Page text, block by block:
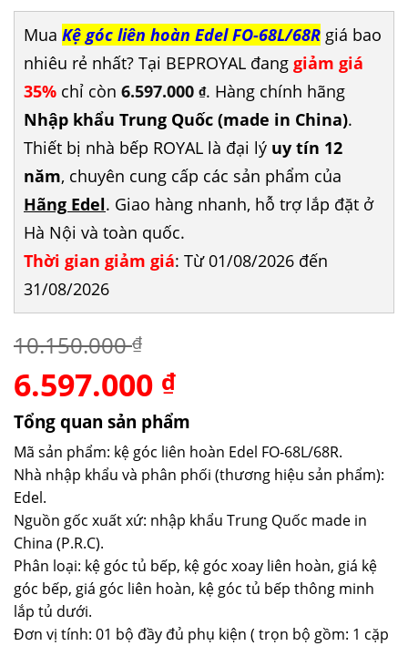
Mua Kệ góc liên hoàn Edel FO-68L/68R giá bao
nhiêu rẻ nhất? Tại BEPROYAL đang giảm giá
35% chỉ còn 6.597.000 ₫. Hàng chính hãng
Nhập khẩu Trung Quốc (made in China).
Thiết bị nhà bếp ROYAL là đại lý uy tín 12
năm, chuyên cung cấp các sản phẩm của
Hãng Edel. Giao hàng nhanh, hỗ trợ lắp đặt ở
Hà Nội và toàn quốc.
Thời gian giảm giá: Từ 01/08/2026 đến
31/08/2026
10.150.000₫
Giá
gốc
là:
10.150.000 ₫.
6.597.000 ₫Giá
tại
là:
6.597.000 ₫.
Tổng quan sản phẩm
Mã sản phẩm: kệ góc liên hoàn Edel FO-68L/68R.
Nhà nhập khẩu và phân phối (thương hiệu sản phẩm):
Edel.
Nguồn gốc xuất xứ: nhập khẩu Trung Quốc made in
China (P.R.C).
Phân loại: kệ góc tủ bếp, kệ góc xoay liên hoàn, giá kệ
góc bếp, giá góc liên hoàn, kệ góc tủ bếp thông minh
lắp tủ dưới.
Đơn vị tính: 01 bộ đầy đủ phụ kiện ( trọn bộ gồm: 1 cặp